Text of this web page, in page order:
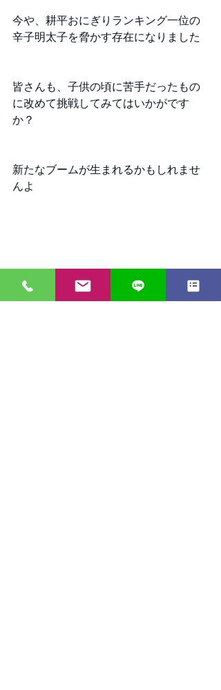
今や、耕平おにぎりランキング一位の
辛子明太子を脅かす存在になりました
皆さんも、子供の頃に苦手だったもの
に改めて挑戦してみてはいかがです
か？
新たなブームが生まれるかもしれませ
んよ